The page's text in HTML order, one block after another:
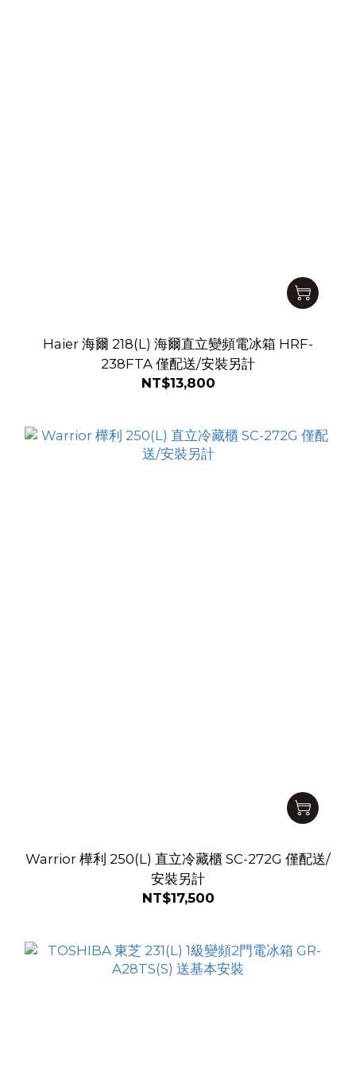
Haier 海爾 218(L) 海爾直立變頻電冰箱 HRF-
238FTA 僅配送/安裝另計
NT$13,800
Warrior 樺利 250(L) 直立冷藏櫃 SC-272G 僅配送/
安裝另計
NT$17,500